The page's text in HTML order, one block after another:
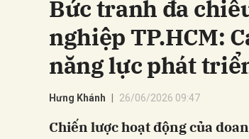
Bức tranh đa
nghiệp TP.HCM:
năng lực phát
Hưng Khánh 26/06/2026 09:47
Chiến lược hoạt động của